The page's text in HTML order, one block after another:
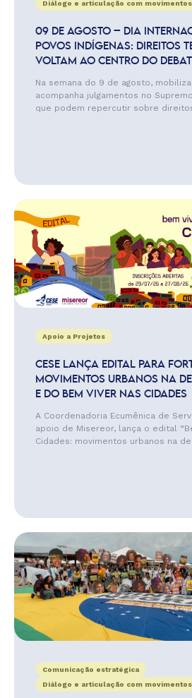
Diálogo e articulação com
09 DE AGOSTO – DIA
POVOS INDÍGENAS: DIREITOS
VOLTAM AO CENTRO DO
Na semana do 9 de agosto,
acompanha julgamentos no
que podem repercutir sobre
Apoio a Projetos
CESE LANÇA EDITAL PARA
MOVIMENTOS URBANOS NA
E DO BEM VIVER NAS CIDADES
A Coordenadoria Ecumênica de
apoio de Misereor, lança o edital
Cidades: movimentos urbanos na
Comunicação estratégica
Diálogo e articulação com